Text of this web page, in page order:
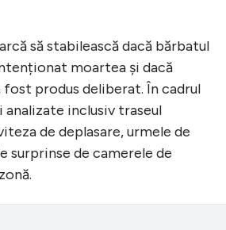
să stabilească dacă bărbatul
moartea și dacă
produs deliberat. În cadrul
inclusiv traseul
de deplasare, urmele de
surprinse de camerele de